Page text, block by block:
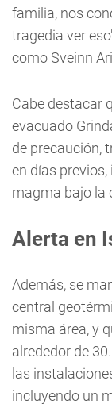
familia, nos
tragedia ver
como Sveinn
Cabe destacar
evacuado
de precaución,
en días
magma bajo la
Alerta en
Además, se
central
misma área, y
alrededor de
las
incluyendo un